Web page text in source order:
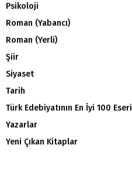
Psikoloji
Roman (Yabancı)
Roman (Yerli)
Şiir
Siyaset
Tarih
Türk Edebiyatının En İyi 100 Eseri
Yazarlar
Yeni Çıkan Kitaplar